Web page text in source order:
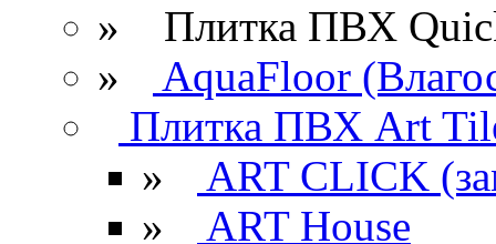
» Плитка ПВХ
»
AquaFloor
Плитка ПВХ Art
»
ART CLICK
»
ART House